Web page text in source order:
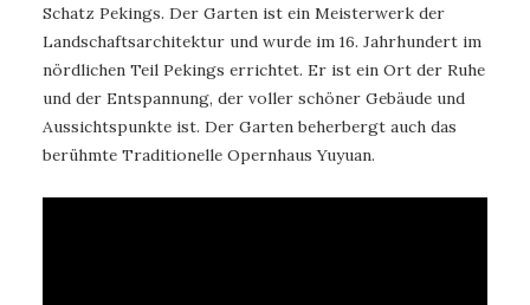
Schatz Pekings. Der Garten ist ein Meisterwerk der
Landschaftsarchitektur und wurde im 16. Jahrhundert im
nördlichen Teil Pekings errichtet. Er ist ein Ort der Ruhe
und der Entspannung, der voller schöner Gebäude und
Aussichtspunkte ist. Der Garten beherbergt auch das
berühmte Traditionelle Opernhaus Yuyuan.